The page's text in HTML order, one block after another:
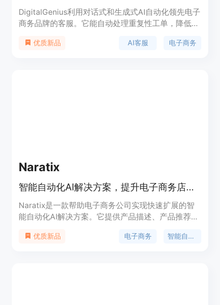
DigitalGenius利用对话式和生成式AI自动化领先电子
商务品牌的客服。它能自动处理重复性工单，降低客
服的规模化。
优质新品 AI客服 电子商务
Naratix
智能自动化AI解决方案，提升电子商务店铺表现
Naratix是一款帮助电子商务公司实现快速扩展的智
能自动化AI解决方案。它提供产品描述、产品推荐、
表现。Naratix已帮助1000多家增长最快的电子商务
优质新品 电子商务 智能自动化